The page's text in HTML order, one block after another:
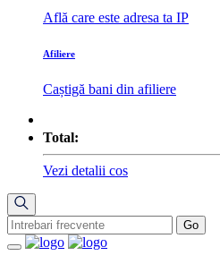
Află care este adresa ta IP
Afiliere
Caștigă bani din afiliere
Total:
Vezi detalii cos